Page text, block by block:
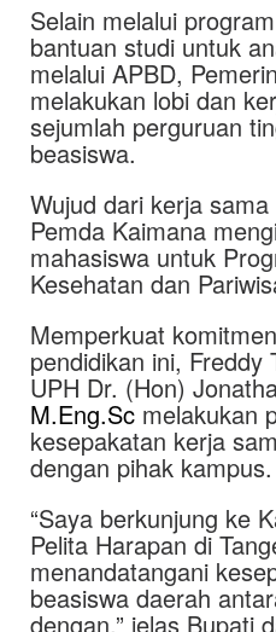
Selain melalui
bantuan studi untuk
melalui APBD,
melakukan lobi dan
sejumlah perguruan
beasiswa.
Wujud dari kerja
Pemda Kaimana
mahasiswa untuk
Kesehatan dan
Memperkuat
pendidikan ini,
UPH Dr. (Hon)
M.Eng.Sc melakukan
kesepakatan kerja
dengan pihak kampus.
“Saya berkunjung ke
Pelita Harapan di
menandatangani
beasiswa daerah
dengan,” jelas Bupati